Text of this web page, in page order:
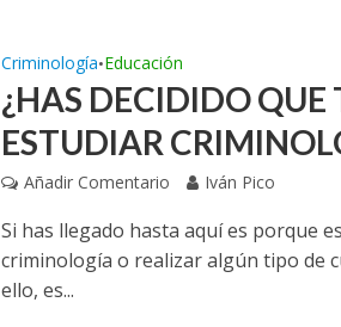
Criminología•Educación
¿HAS DECIDIDO QUE
ESTUDIAR
Añadir Comentario Iván Pico
Si has llegado hasta aquí es porque
criminología o realizar algún tipo de
ello, es...